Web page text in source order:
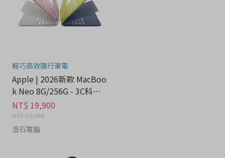
輕巧高效隨行筆電
Apple | 2026新款 MacBoo
k Neo 8G/256G - 3C科技
分期
NT$ 19,900
NT$ 25,000
澄石電腦